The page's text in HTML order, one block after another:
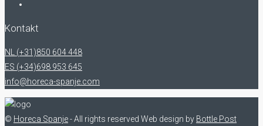
Kontakt
NL (+31)850 604 448
ES (+34)698 953 645
info@horeca-spanje.com
© Horeca Spanje- All rights reserved Web design by Bottle Post